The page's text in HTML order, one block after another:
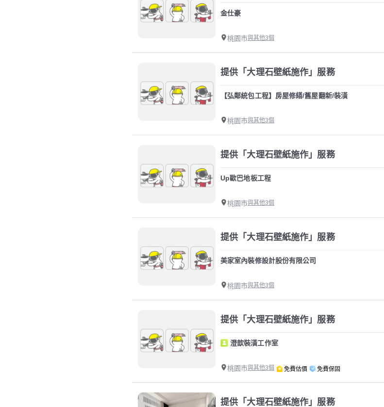
金仕豪
桃園市與其他3個
提供「大理石壁紙施作」服務
【弘鄰統包工程】房屋修繕/舊屋翻新/裝潢
桃園市與其他3個
提供「大理石壁紙施作」服務
Up歐巴地板工程
桃園市與其他3個
提供「大理石壁紙施作」服務
美家室內裝修設計股份有限公司
桃園市與其他3個
提供「大理石壁紙施作」服務
澄歆裝潢工作室
桃園市與其他3個 免費估價 免費保固
提供「大理石壁紙施作」服務